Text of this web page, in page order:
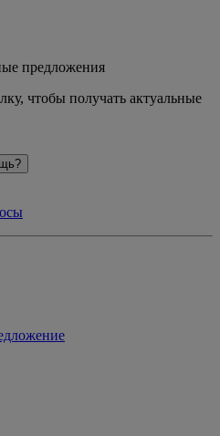
предложения
чтобы получать актуальные